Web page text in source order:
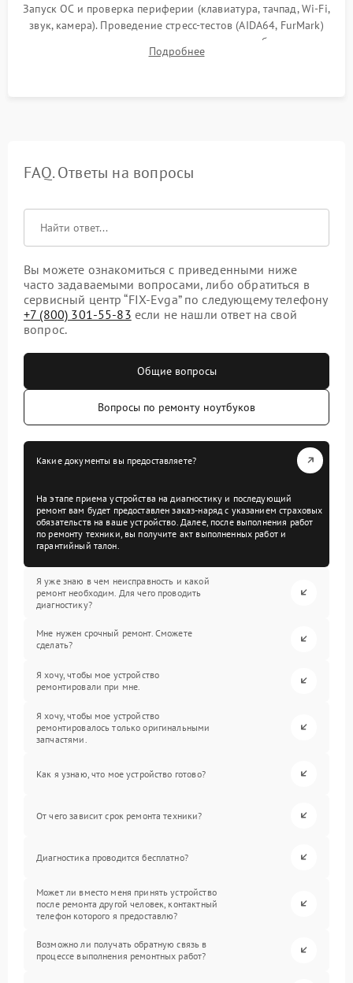
Запуск ОС и проверка периферии (клавиатура, тачпад, Wi-Fi,
звук, камера). Проведение стресс-тестов (AIDA64, FurMark)
для контроля температурного режима и стабильности
системы под пиковой нагрузкой.
Подробнее
FAQ. Ответы на вопросы
Вы можете ознакомиться с приведенными ниже
часто задаваемыми вопросами, либо обратиться в
сервисный центр “FIX-Evga” по следующему телефону
+7 (800) 301-55-83 если не нашли ответ на свой
вопрос.
Общие вопросы
Вопросы по ремонту ноутбуков
Какие документы вы предоставляете?
На этапе приема устройства на диагностику и последующий
ремонт вам будет предоставлен заказ-наряд с указанием страховых
обязательств на ваше устройство. Далее, после выполнения работ
по ремонту техники, вы получите акт выполненных работ и
гарантийный талон.
Я уже знаю в чем неисправность и какой
ремонт необходим. Для чего проводить
диагностику?
Мне нужен срочный ремонт. Сможете
сделать?
Я хочу, чтобы мое устройство
ремонтировали при мне.
Я хочу, чтобы мое устройство
ремонтировалось только оригинальными
запчастями.
Как я узнаю, что мое устройство готово?
От чего зависит срок ремонта техники?
Диагностика проводится бесплатно?
Может ли вместо меня принять устройство
после ремонта другой человек, контактный
телефон которого я предоставлю?
Возможно ли получать обратную связь в
процессе выполнения ремонтных работ?